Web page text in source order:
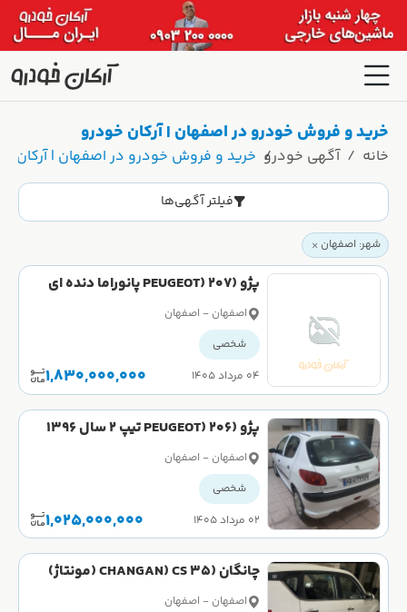
خرید و فروش خودرو در اصفهان | آرکان خودرو
خانه آگهی خودرو خرید و فروش خودرو در اصفهان | آرکان
فیلتر آگهی‌ها
شهر: اصفهان
پژو (PEUGEOT) 207 پانوراما دنده ای
TU5 سال 1401اصفهان - اصفهان
شخصی
۰۴ مرداد ۱۴۰۵
1,830,000,000
پژو (PEUGEOT) 206 تیپ 2 سال 1396
اصفهان - اصفهان
شخصی
۰۲ مرداد ۱۴۰۵
1,025,000,000
چانگان (CHANGAN) CS 35 (مونتاژ)
سال 1397اصفهان - اصفهان